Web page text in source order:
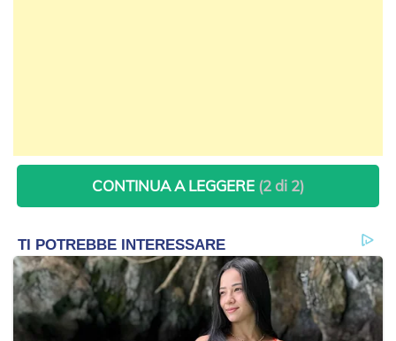
CONTINUA A LEGGERE (2 di 2)